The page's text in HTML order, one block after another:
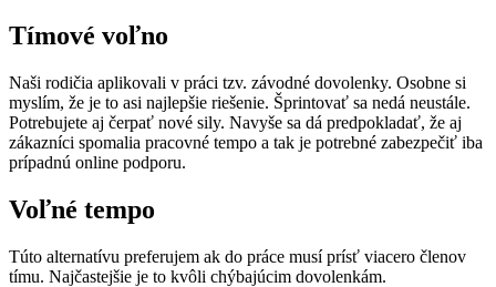
Tímové voľno
Naši rodičia aplikovali v práci tzv. závodné dovolenky. Osobne si
myslím, že je to asi najlepšie riešenie. Šprintovať sa nedá neustále.
Potrebujete aj čerpať nové sily. Navyše sa dá predpokladať, že aj
zákazníci spomalia pracovné tempo a tak je potrebné zabezpečiť iba
prípadnú online podporu.
Voľné tempo
Túto alternatívu preferujem ak do práce musí prísť viacero členov
tímu. Najčastejšie je to kvôli chýbajúcim dovolenkám.